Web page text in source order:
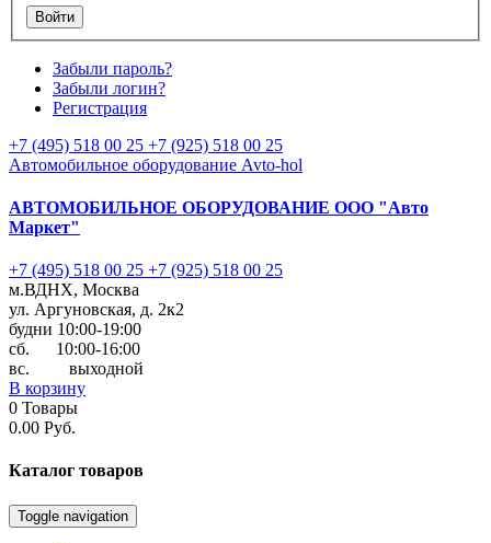
Забыли пароль?
Забыли логин?
Регистрация
+7 (495) 518 00 25 +7 (925) 518 00 25
Автомобильное оборудование Avto-hol
АВТОМОБИЛЬНОЕ ОБОРУДОВАНИЕ ООО "Авто
Маркет"
+7 (495) 518 00 25 +7 (925) 518 00 25
м.ВДНХ, Москва
ул. Аргуновская, д. 2к2
будни 10:00-19:00
cб. 10:00-16:00
вс. выходной
В корзину
0 Товары
0.00 Руб.
Каталог товаров
Toggle navigation